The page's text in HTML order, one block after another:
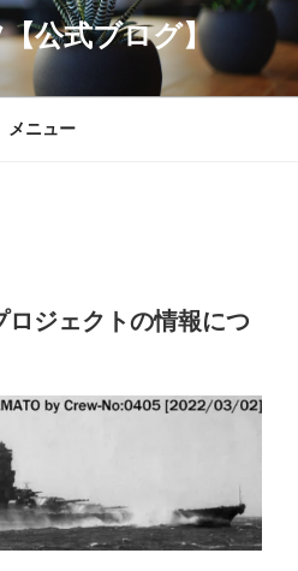
公式ブログ】
メニュー
ジェクトの情報につ